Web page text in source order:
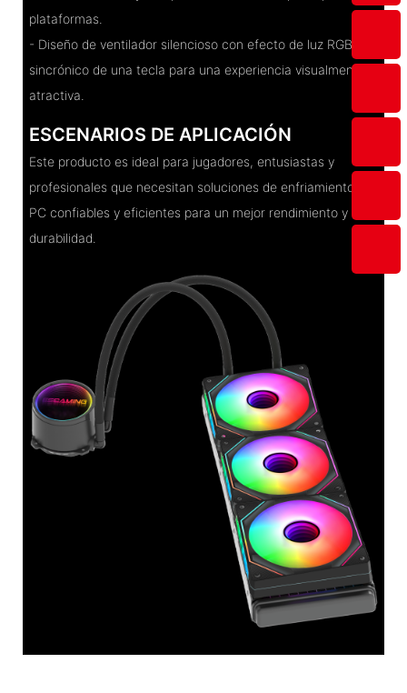
plataformas.
- Diseño de ventilador silencioso con efecto de luz RGB
sincrónico de una tecla para una experiencia visualmente
atractiva.
ESCENARIOS DE APLICACIÓN
Este producto es ideal para jugadores, entusiastas y
profesionales que necesitan soluciones de enfriamiento de
PC confiables y eficientes para un mejor rendimiento y
durabilidad.